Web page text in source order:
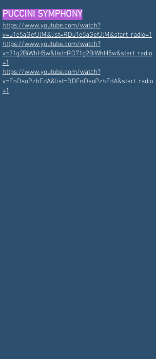
PUCCINI SYMPHONY
https://www.youtube.com/watch?
v=u1e5aGefJlM&list=RDu1e5aGefJlM&start_radio=1
https://www.youtube.com/watch?
v=71g2BiWhH5w&list=RD71g2BiWhH5w&start_radio
=1
https://www.youtube.com/watch?
v=FnDsoPzhFdA&list=RDFnDsoPzhFdA&start_radio
=1